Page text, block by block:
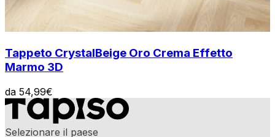
Tappeto CrystalBeige Oro Crema Effetto
Marmo 3D
da 54,99€
Selezionare il paese